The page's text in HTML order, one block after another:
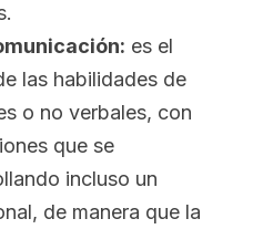
es el
las habilidades de
o no verbales, con
que se
incluso un
de manera que la